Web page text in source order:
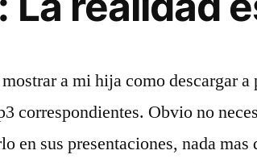
a mi hija como descargar a
correspondientes. Obvio no
en sus presentaciones, nada mas